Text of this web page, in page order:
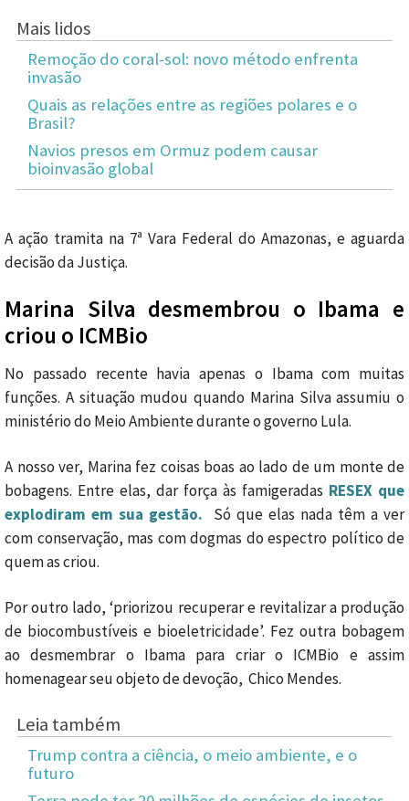
Mais lidos
Remoção do coral-sol: novo método enfrenta
invasão
Quais as relações entre as regiões polares e o
Brasil?
Navios presos em Ormuz podem causar
bioinvasão global
A ação tramita na 7ª Vara Federal do Amazonas, e aguarda
decisão da Justiça.
Marina Silva desmembrou o Ibama e
criou o ICMBio
No passado recente havia apenas o Ibama com muitas
funções. A situação mudou quando Marina Silva assumiu o
ministério do Meio Ambiente durante o governo Lula.
A nosso ver, Marina fez coisas boas ao lado de um monte de
bobagens. Entre elas, dar força às famigeradas RESEX que
explodiram em sua gestão.
Só que elas nada têm a ver
com conservação, mas com dogmas do espectro político de
quem as criou.
Por outro lado, ‘priorizou recuperar e revitalizar a produção
de biocombustíveis e bioeletricidade’. Fez outra bobagem
ao desmembrar o Ibama para criar o ICMBio e assim
homenagear seu objeto de devoção, Chico Mendes.
Leia também
Trump contra a ciência, o meio ambiente, e o
futuro